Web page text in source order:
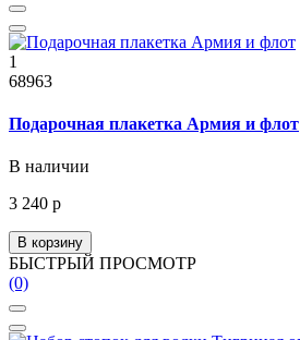
1
68963
Подарочная плакетка Армия и флот
В наличии
3 240 р
В корзину
БЫСТРЫЙ ПРОСМОТР
(0)